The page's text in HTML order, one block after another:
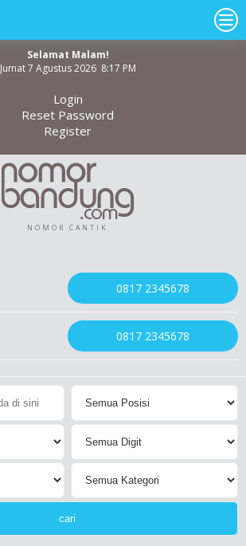
Selamat Malam!
Jumat 7 Agustus 2026 8:17 PM
Login
Reset Password
Register
NOMOR CANTIK
0817 2345678
0817 2345678